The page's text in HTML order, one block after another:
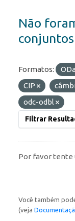
Não
Formatos:
CIP
odc-odbl
Filtrar
Por favor tente
Você também
(veja